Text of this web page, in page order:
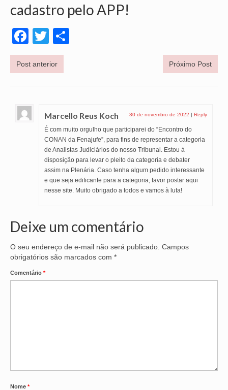
ACESSIBILIDADE E INCLUSÃO
LGBTQIA+
SAÚDE
SOLIDARIEDADE
TÉCNICOS JUDICIÁRIOS
TECNOLOGIA DA INFORMAÇÃO
cadastro pelo APP!
Facebook
Twitter
Post anterior Próximo Post
Marcello Reus Koch 30 de novembro de 2022 | Reply
É com muito orgulho que participarei do “Encontro do
CONAN da Fenajufe”, para fins de representar a categoria
de Analistas Judiciários do nosso Tribunal. Estou à
disposição para levar o pleito da categoria e debater
assim na Plenária. Caso tenha algum pedido interessante
e que seja edificante para a categoria, favor postar aqui
nesse site. Muito obrigado a todos e vamos à luta!
Deixe um comentário
O seu endereço de e-mail não será publicado. Campos
obrigatórios são marcados com *
Comentário *
Nome *